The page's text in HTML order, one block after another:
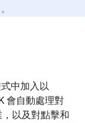
中加入以
會自動處理對
以及對點擊和